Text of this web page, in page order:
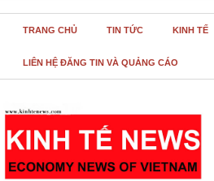
TRANG CHỦ TIN TỨC KINH TẾ
LIÊN HỆ ĐĂNG TIN VÀ QUẢNG CÁO